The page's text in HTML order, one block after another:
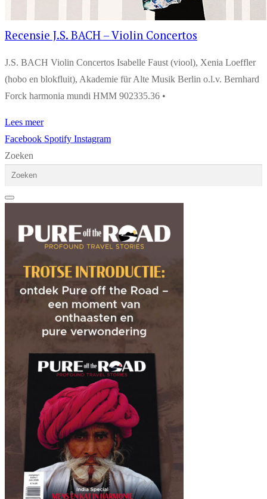
Recensie J.S. BACH – Violin Concertos
J.S. BACH Violin Concertos Isabelle Faust (viool), Xenia Loeffler
(hobo en blokfluit), Akademie für Alte Musik Berlin o.l.v. Bernhard
Forck harmonia mundi HMM 902335.36 •
Lees meer
Facebook Spotify Instagram
Zoeken